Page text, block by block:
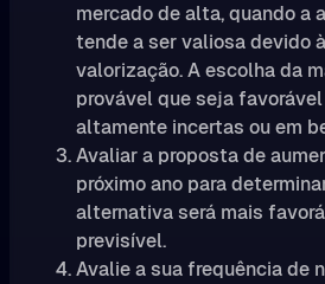
mercado de alta, quando a
tende a ser valiosa devido
valorização. A escolha da
provável que seja
altamente incertas ou em
Avaliar a proposta de
próximo ano para
alternativa será mais
previsível.
Avalie a sua frequência de